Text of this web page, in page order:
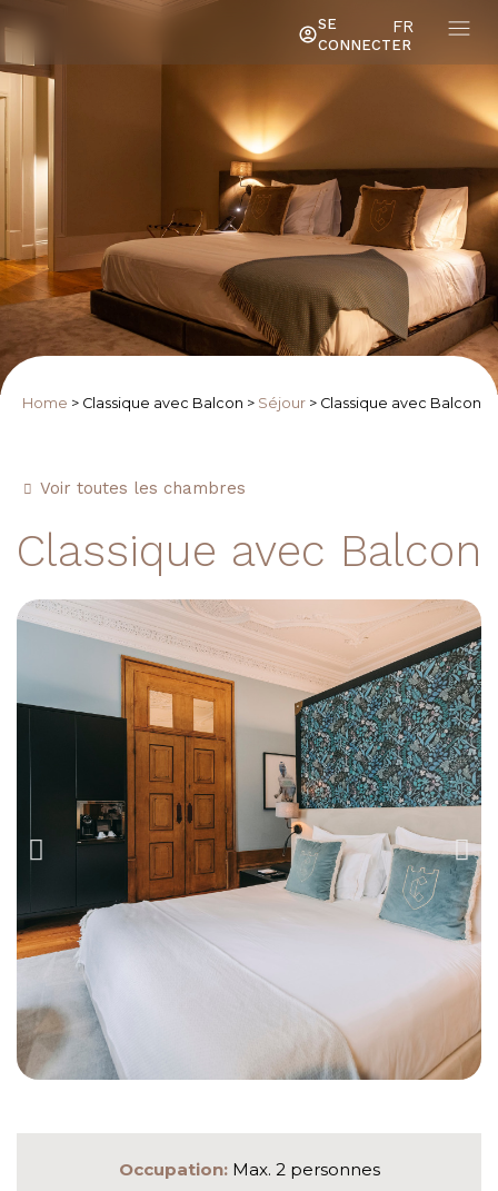
FR
SE
CONNECTER
Home > Classique avec Balcon > Séjour > Classique avec Balcon
Voir toutes les chambres
Classique avec Balcon
Occupation:Max. 2 personnes